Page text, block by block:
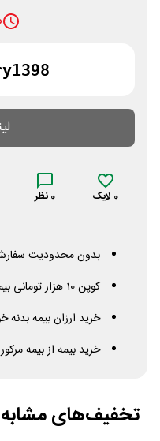
0 لایک 0 نظر
بدون محدودیت
کوپن 10 هزار تومانی بيمه بدنه هوشمند سفر
خرید ارزان بیمه بدنه
خرید بیمه از بیمه
تخفیف‌های مشابه